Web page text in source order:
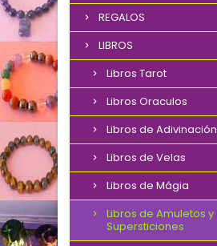
REGALOS
LIBROS
Libros Tarot
Libros Oraculos
Libros de Adivinación
Libros de Velas
Libros de Mágia
Libros de Amuletos y
Supersticiones